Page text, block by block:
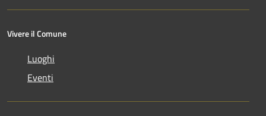
Vivere il Comune
Luoghi
Eventi